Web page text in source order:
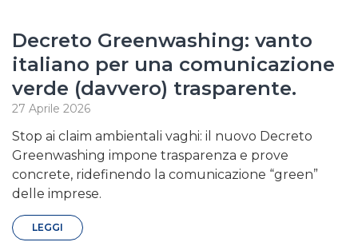
Decreto Greenwashing: vanto
italiano per una comunicazione
verde (davvero) trasparente.
27 Aprile 2026
Stop ai claim ambientali vaghi: il nuovo Decreto
Greenwashing impone trasparenza e prove
concrete, ridefinendo la comunicazione “green”
delle imprese.
LEGGI